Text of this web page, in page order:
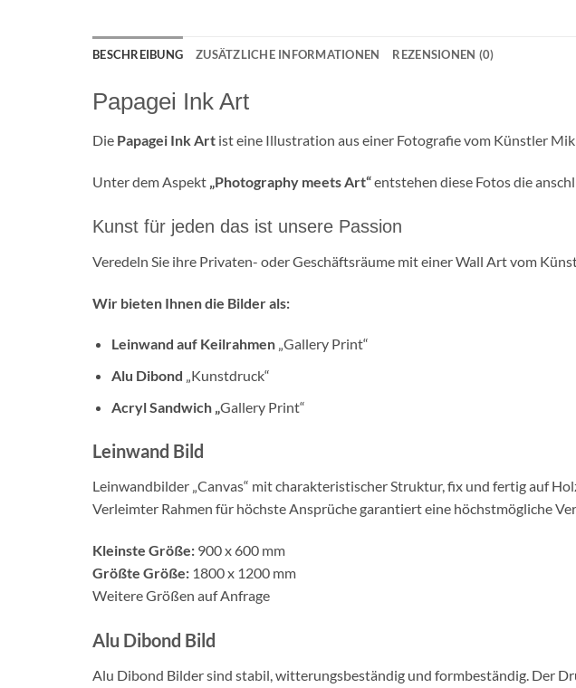
BESCHREIBUNG ZUSÄTZLICHE INFORMATIONEN REZENSIONEN (0)
Papagei Ink Art
Die Papagei Ink Art ist eine Illustration aus einer Fotografie vom Künstler Mik
Unter dem Aspekt „Photography meets Art“entstehen diese Fotos die
Kunst für jeden das ist unsere Passion
Veredeln Sie ihre Privaten- oder Geschäftsräume mit einer Wall Art vom
Wir bieten Ihnen die Bilder als:
Leinwand auf Keilrahmen „Gallery Print“
Alu Dibond „Kunstdruck“
Acryl Sandwich „Gallery Print“
Leinwand Bild
Leinwandbilder „Canvas“ mit charakteristischer Struktur, fix und fertig auf
Verleimter Rahmen für höchste Ansprüche garantiert eine höchstmögliche
Kleinste Größe: 900 x 600 mm
Größte Größe: 1800 x 1200 mm
Weitere Größen auf Anfrage
Alu Dibond Bild
Alu Dibond Bilder sind stabil, witterungsbeständig und formbeständig. Der